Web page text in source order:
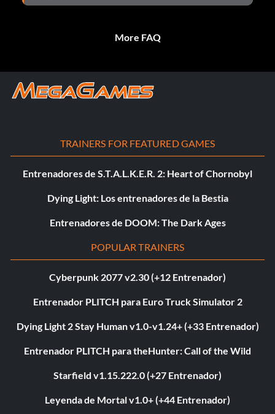
More FAQ
TRAINERS FOR FEATURED GAMES
Entrenadores de S.T.A.L.K.E.R. 2: Heart of Chornobyl
Dying Light: Los entrenadores de la Bestia
Entrenadores de DOOM: The Dark Ages
POPULAR TRAINERS
Cyberpunk 2077 v2.30 (+12 Entrenador)
Entrenador PLITCH para Euro Truck Simulator 2
Dying Light 2 Stay Human v1.0-v1.24+ (+33 Entrenador)
Entrenador PLITCH para theHunter: Call of the Wild
Starfield v1.15.222.0 (+27 Entrenador)
Leyenda de Mortal v1.0+ (+44 Entrenador)